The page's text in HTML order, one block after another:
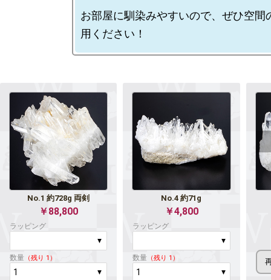
お部屋に馴染みやすいので、ぜひ空間
No.1 約728g 両剣
￥88,800
ラッピング
数量 （残り 1）
No.4 約71g
￥4,800
ラッピング
数量 （残り 1）